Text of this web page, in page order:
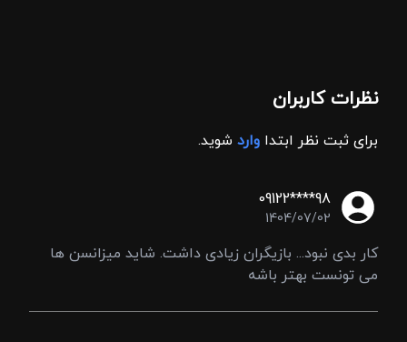
نظرات کاربران
برای ثبت نظر ابتدا وارد شوید.
09122****98
1404/07/02
کار بدی نبود... بازیگران زیادی داشت. شاید میزانسن ها
می تونست بهتر باشه